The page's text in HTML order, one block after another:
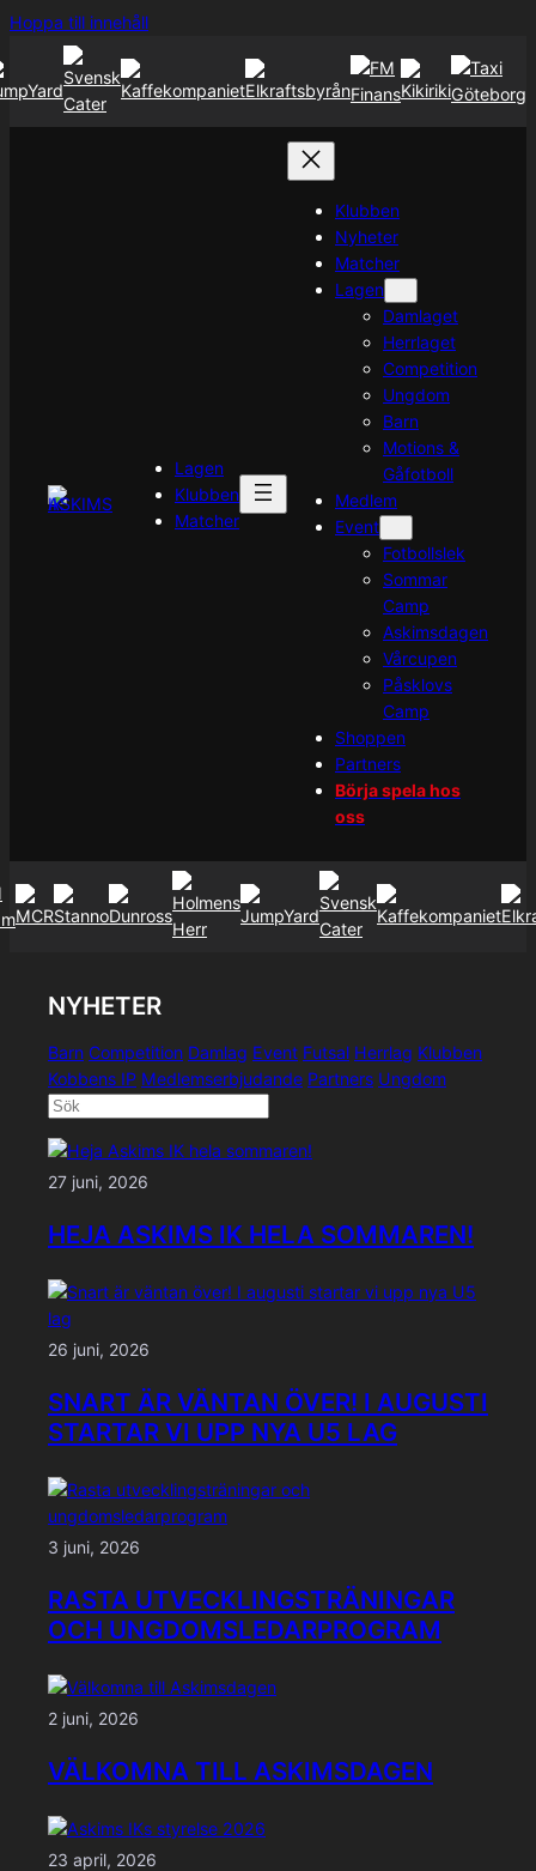
Hoppa till innehållHoppa
Lagen
Klubben
Matcher
Klubben
Nyheter
Matcher
Lagen
Damlaget
Herrlaget
Competition
Ungdom
Barn
Motions &
Gåfotboll
Medlem
Event
Fotbollslek
Sommar
Camp
Askimsdagen
Vårcupen
Påsklovs
Camp
Shoppen
Partners
Börja spela hos
oss
NYHETER
Barn Competition Damlag Event Futsal Herrlag Klubben
Kobbens IP Medlemserbjudande Partners Ungdom
27 juni, 2026
HEJA ASKIMS IK HELA SOMMAREN!
26 juni, 2026
SNART ÄR VÄNTAN ÖVER! I AUGUSTI
STARTAR VI UPP NYA U5 LAG
3 juni, 2026
RASTA UTVECKLINGSTRÄNINGAR
OCH UNGDOMSLEDARPROGRAM
2 juni, 2026
VÄLKOMNA TILL ASKIMSDAGEN
23 april, 2026